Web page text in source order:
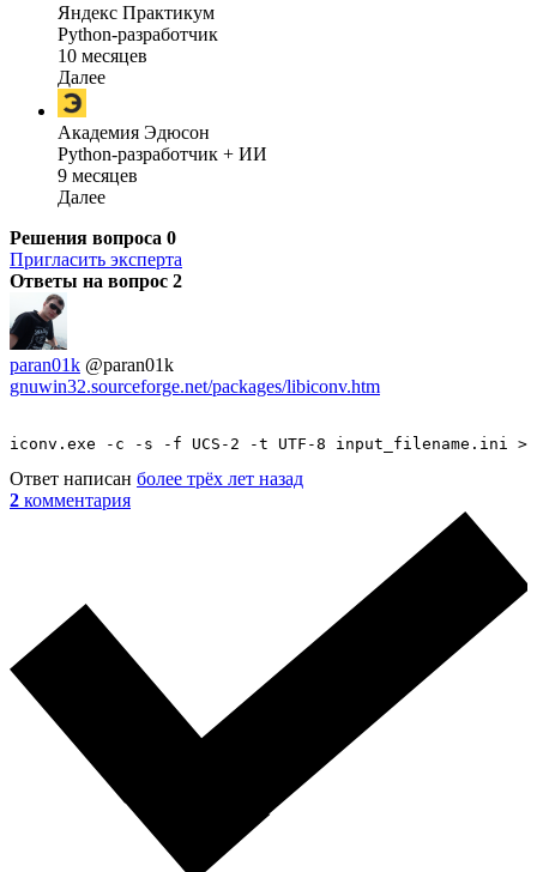
Яндекс Практикум
Python-разработчик
10 месяцев
Далее
Академия Эдюсон
Python-разработчик + ИИ
9 месяцев
Далее
Решения вопроса 0
Пригласить эксперта
Ответы на вопрос 2
paran01k @paran01k
gnuwin32.sourceforge.net/packages/libiconv.htm
Ответ написан более трёх лет назад
2 комментария